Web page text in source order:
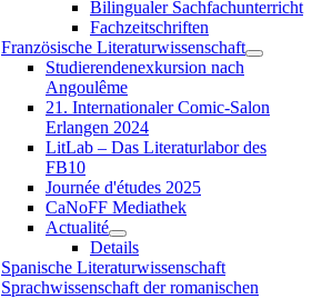
Bilingualer Sachfachunterricht
Fachzeitschriften
Französische Literaturwissenschaft
Studierendenexkursion nach
Angoulême
21. Internationaler Comic-Salon
Erlangen 2024
LitLab – Das Literaturlabor des
FB10
Journée d'études 2025
CaNoFF Mediathek
Actualité
Details
Spanische Literaturwissenschaft
Sprachwissenschaft der romanischen